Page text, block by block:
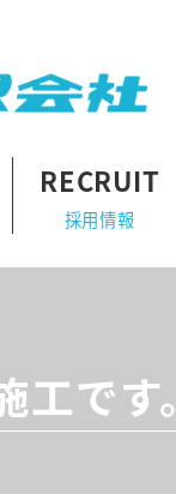
RECRUIT
採用情報
です。